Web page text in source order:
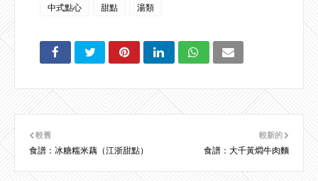
中式點心 甜點 湯類
較新的
食譜：大千黃燜牛肉麵
較舊
食譜：冰糖糯米藕（江浙甜點）